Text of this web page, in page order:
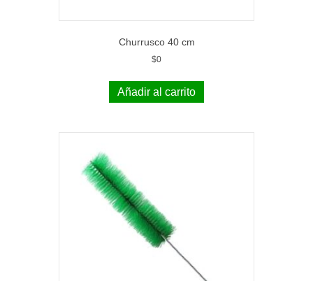
Churrusco 40 cm
$0
Añadir al carrito